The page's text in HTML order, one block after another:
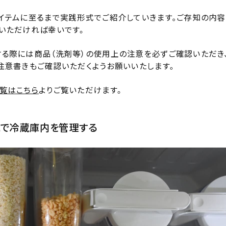
テムに至るまで実践形式でご紹介していきます。ご存知の内
ただければ幸いです。
際には商品（洗剤等）の使用上の注意を必ずご確認いただき
書きもご確認いただくようお願いいたします。
はこちらよりご覧いただけます。
冷蔵庫内を管理する